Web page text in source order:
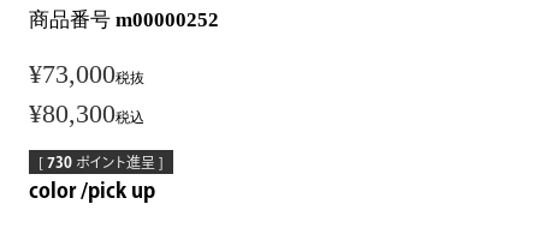
商品番号 m00000252
¥73,000税抜
¥80,300税込
[ 730 ポイント進呈 ]
color pick up